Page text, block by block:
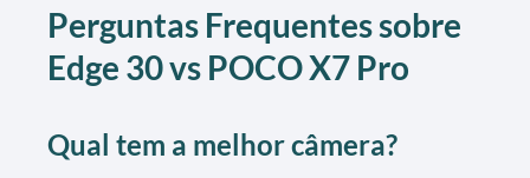
Perguntas Frequentes sobre
Edge 30 vs POCO X7 Pro
Qual tem a melhor câmera?